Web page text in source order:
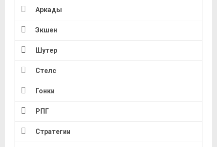
Аркады
Экшен
Шутер
Стелс
Гонки
РПГ
Стратегии